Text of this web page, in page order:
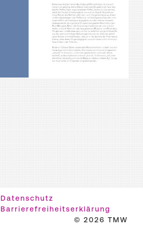
Datenschutz
Barrierefreiheitserklärung
© 2026 TMW